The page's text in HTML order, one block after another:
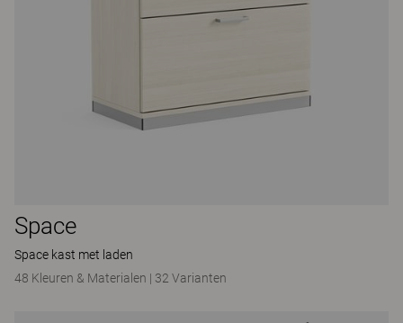
Space
Space kast met laden
48 Kleuren & Materialen | 32 Varianten